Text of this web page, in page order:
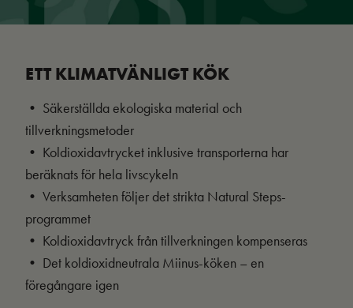
ETT KLIMATVÄNLIGT KÖK
• Säkerställda ekologiska material och
tillverkningsmetoder
• Koldioxidavtrycket inklusive transporterna har
beräknats för hela livscykeln
• Verksamheten följer det strikta Natural Steps-
programmet
• Koldioxidavtryck från tillverkningen kompenseras
• Det koldioxidneutrala Miinus-köken – en
föregångare igen